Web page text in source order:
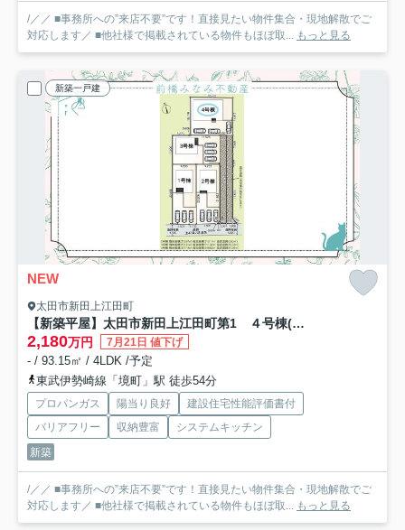
/／／ ■事務所への”来店不要”です！直接見たい物件集合・現地解散でご
対応します／ ■他社様で掲載されている物件もほぼ取... もっと見る
新築一戸建
NEW
太田市新田上江田町
【新築平屋】太田市新田上江田町第1 ４号棟(全４棟) クレイドルガーデン 新築建売分譲
2,180万円 7月21日 値下げ
- / 93.15㎡ / 4LDK /予定
東武伊勢崎線「境町」駅 徒歩54分
プロパンガス 陽当り良好
建設住宅性能評価書付
バリアフリー
収納豊富
システムキッチン
新築
/／／ ■事務所への”来店不要”です！直接見たい物件集合・現地解散でご
対応します／ ■他社様で掲載されている物件もほぼ取... もっと見る